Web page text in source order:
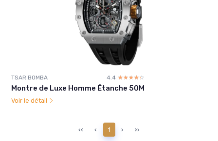
TSAR BOMBA 4.4 ☆☆☆☆☆
★★★★★
Montre de Luxe Homme Étanche 50M
Voir le détail
‹‹ ‹ 1 › ››